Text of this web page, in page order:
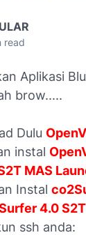
read
Aplikasi
brow.....
Dulu
instal
MAS
Instal
4.0
ssh anda: